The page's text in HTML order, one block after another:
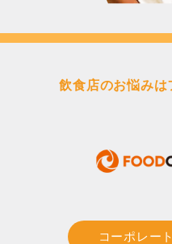
飲食店のお悩みは
コーポレー